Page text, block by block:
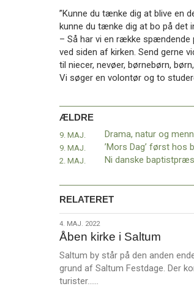
BaptistKirken
Inspiration
BaptistKirken
”Kunne du tænke dig at blive en
kunne du tænke dig at bo på det
– Så har vi en række spændende
ved siden af kirken. Send gerne
til niecer, nevøer, børnebørn,
Vi søger en volontør og to
ÆLDRE
9. MAJ. Drama, natur og
9. MAJ. ’Mors Dag’ først hos
2. MAJ. Ni danske
RELATERET
4.
maj.
2022
4. MAJ. 2022
Åben kirke i Saltum
Saltum by står på den anden
grund af Saltum Festdage. Der
turister……